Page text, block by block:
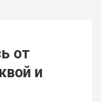
от
и